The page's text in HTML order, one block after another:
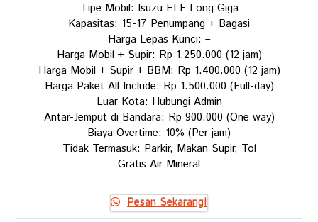
Tipe Mobil: Isuzu ELF Long Giga
Kapasitas: 15-17 Penumpang + Bagasi
Harga Lepas Kunci: –
Harga Mobil + Supir: Rp 1.250.000 (12 jam)
Harga Mobil + Supir + BBM: Rp 1.400.000 (12 jam)
Harga Paket All Include: Rp 1.500.000 (Full-day)
Luar Kota: Hubungi Admin
Antar-Jemput di Bandara: Rp 900.000 (One way)
Biaya Overtime: 10% (Per-jam)
Tidak Termasuk: Parkir, Makan Supir, Tol
Gratis Air Mineral
Pesan Sekarang!